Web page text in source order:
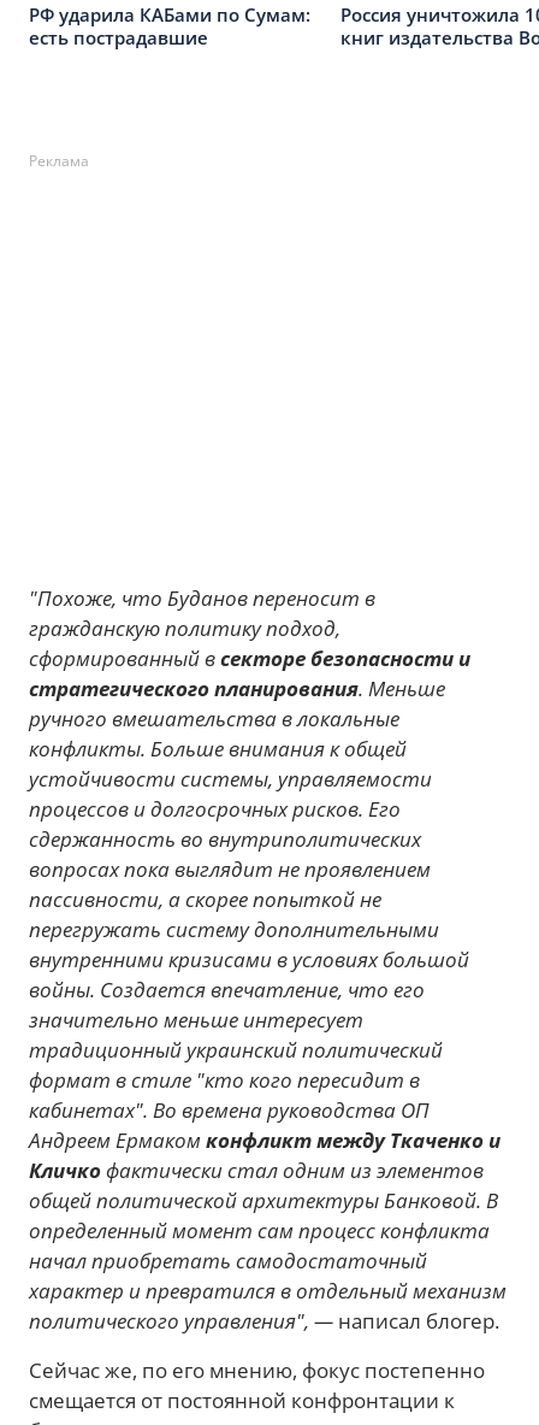
РФ ударила КАБами по Сумам:
есть пострадавшие
Россия уничтожила
книг издательства
Реклама
"Похоже, что Буданов переносит в
гражданскую политику подход,
сформированный всекторе безопасности и
стратегического планирования. Меньше
ручного вмешательства в локальные
конфликты. Больше внимания к общей
устойчивости системы, управляемости
процессов и долгосрочных рисков. Его
сдержанность во внутриполитических
вопросах пока выглядит не проявлением
пассивности, а скорее попыткой не
перегружать систему дополнительными
внутренними кризисами в условиях большой
войны. Создается впечатление, что его
значительно меньше интересует
традиционный украинский политический
формат в стиле "кто кого пересидит в
кабинетах". Во времена руководства ОП
Андреем Ермакомконфликт между Ткаченко и
Кличкофактически стал одним из элементов
общей политической архитектуры Банковой. В
определенный момент сам процесс конфликта
начал приобретать самодостаточный
характер и превратился в отдельный механизм
политического управления", — написал блогер.
Сейчас же, по его мнению, фокус постепенно
смещается от постоянной конфронтации к